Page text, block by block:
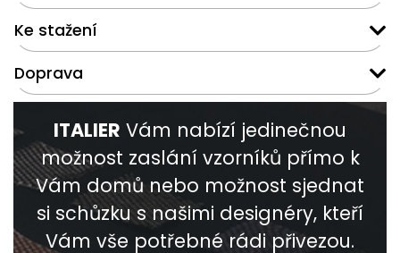
Ke stažení
Doprava
ITALIER Vám nabízí jedinečnou
možnost zaslání vzorníků přímo k
Vám domů nebo možnost sjednat
si schůzku s našimi designéry, kteří
Vám vše potřebné rádi přivezou.